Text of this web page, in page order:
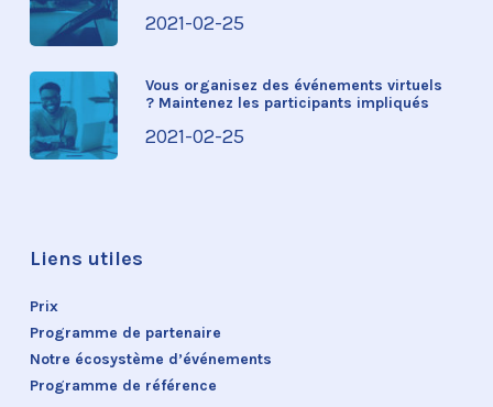
2021-02-25
Vous organisez des événements virtuels
? Maintenez les participants impliqués
2021-02-25
Liens utiles
Prix
Programme de partenaire
Notre écosystème d’événements
Programme de référence